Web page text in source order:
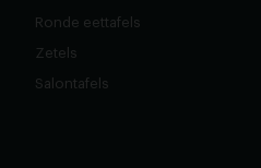
Ronde eettafels
Zetels
Salontafels